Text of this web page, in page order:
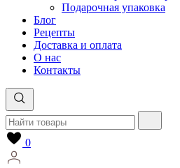
Подарочная упаковка
Блог
Рецепты
Доставка и оплата
О нас
Контакты
0